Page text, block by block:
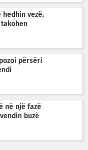
hedhin vezë,
takohen
përsëri
në një fazë
buzë